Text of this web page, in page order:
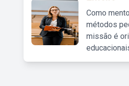
Como
métodos
missão é